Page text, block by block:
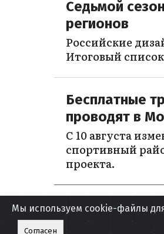
Седьмой
регионов
Российские
Итоговый
Бесплатные
проводят в
С 10 августа
спортивный
проекта.
Мы используем cookie-файлы
Согласен